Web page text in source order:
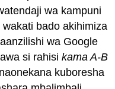
wa kampuni
bado akihimiza
wa Google
si rahisikamaA-B
kuboresha